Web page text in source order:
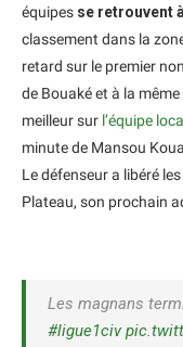
équipes se retrouvent
classement dans la
retard sur le premier
de Bouaké et à la même
meilleur sur l’équipe
minute de Mansou
Le défenseur a libéré
Plateau, son prochain
Les magnans
#ligue1civ